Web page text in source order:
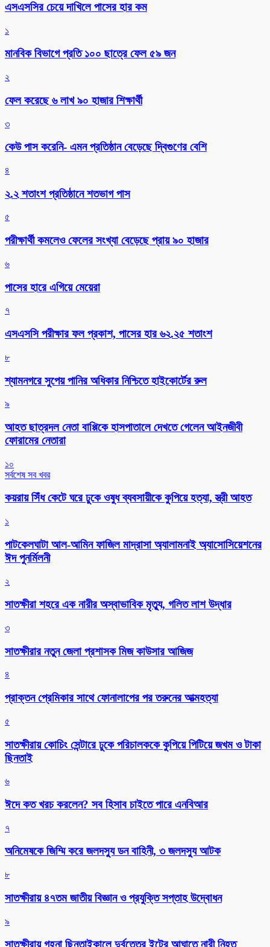
এসএসসির চেয়ে দাখিলে পাসের হার কম
১
মানবিক বিভাগে প্রতি ১০০ ছাত্রে ফেল ৫৯ জন
২
ফেল করেছে ৬ লাখ ৯০ হাজার শিক্ষার্থী
৩
কেউ পাস করেনি- এমন প্রতিষ্ঠান বেড়েছে দ্বিগুণের বেশি
৪
২.২ শতাংশ প্রতিষ্ঠানে শতভাগ পাস
৫
পরীক্ষার্থী কমলেও ফেলের সংখ্যা বেড়েছে প্রায় ৯০ হাজার
৬
পাসের হারে এগিয়ে মেয়েরা
৭
এসএসসি পরীক্ষার ফল প্রকাশ, পাসের হার ৬২.২৫ শতাংশ
৮
শ্যামনগরে সুপেয় পানির অধিকার নিশ্চিতে হাইকোর্টের রুল
৯
আহত ছাত্রদল নেতা বাপ্পিকে হাসপাতালে দেখতে গেলেন আইনজীবী
ফোরামের নেতারা
১০
সর্বশেষ সব খবর
কয়রায় সিঁধ কেটে ঘরে ঢুকে ওষুধ ব্যবসায়ীকে কুপিয়ে হত্যা, স্ত্রী আহত
১
পাটকেলঘাটা আল-আমিন ফাজিল মাদ্রাসা অ্যালামনাই অ্যাসোসিয়েশনের
ঈদ পুনর্মিলনী
২
সাতক্ষীরা শহরে এক নারীর অস্বাভাবিক মৃত্যু, গলিত লাশ উদ্ধার
৩
সাতক্ষীরার নতুন জেলা প্রশাসক মিজ কাউসার আজিজ
৪
প্রাক্তন প্রেমিকার সাথে ফোনালাপের পর তরুনের আত্মহত্যা
৫
সাতক্ষীরায় কোচিং সেন্টারে ঢুকে পরিচালককে কুপিয়ে পিটিয়ে জখম ও টাকা
ছিনতাই
৬
ঈদে কত খরচ করলেন? সব হিসাব চাইতে পারে এনবিআর
৭
অনিমেষকে জিম্মি করে জলদস্যু ডন বাহিনী, ৩ জলদস্যু আটক
৮
সাতক্ষীরায় ৪৭তম জাতীয় বিজ্ঞান ও প্রযুক্তি সপ্তাহ উদ্বোধন
৯